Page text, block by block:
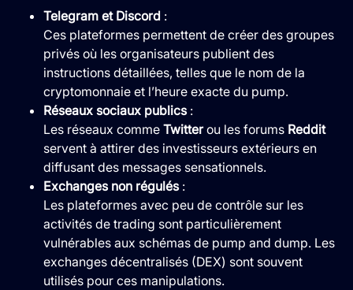
Telegram et Discord :
Ces plateformes permettent de créer des groupes
privés où les organisateurs publient des
instructions détaillées, telles que le nom de la
cryptomonnaie et l’heure exacte du pump.
Réseaux sociaux publics:
Les réseaux comme Twitterou les forums Reddit
servent à attirer des investisseurs extérieurs en
diffusant des messages sensationnels.
Exchanges non régulés:
Les plateformes avec peu de contrôle sur les
activités de trading sont particulièrement
vulnérables aux schémas de pump and dump. Les
exchanges décentralisés (DEX) sont souvent
utilisés pour ces manipulations.